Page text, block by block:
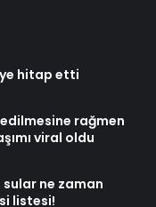
hitap etti
rağmen
viral oldu
sular ne zaman
listesi!